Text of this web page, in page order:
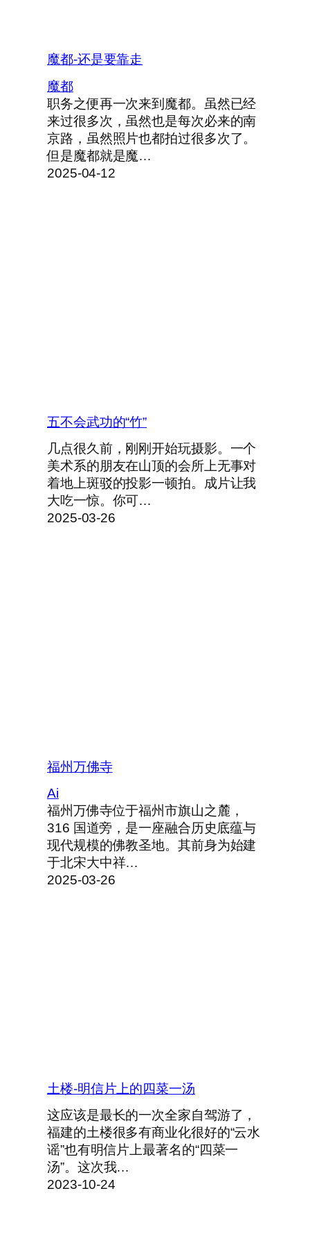
魔都-还是要靠走
魔都
职务之便再一次来到魔都。虽然已经
来过很多次，虽然也是每次必来的南
京路，虽然照片也都拍过很多次了。
但是魔都就是魔…
2025-04-12
五不会武功的“竹”
几点很久前，刚刚开始玩摄影。一个
美术系的朋友在山顶的会所上无事对
着地上斑驳的投影一顿拍。成片让我
大吃一惊。你可…
2025-03-26
福州万佛寺
Ai
福州万佛寺位于福州市旗山之麓，
316 国道旁，是一座融合历史底蕴与
现代规模的佛教圣地。其前身为始建
于北宋大中祥…
2025-03-26
土楼-明信片上的四菜一汤
这应该是最长的一次全家自驾游了，
福建的土楼很多有商业化很好的“云水
谣”也有明信片上最著名的“四菜一
汤”。这次我…
2023-10-24